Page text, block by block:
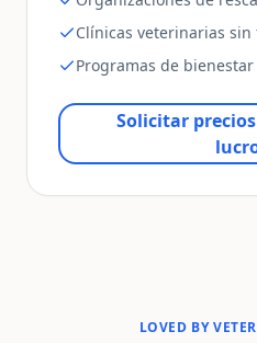
Clínicas veterinarias
Programas de
Solicitar
LOVED BY